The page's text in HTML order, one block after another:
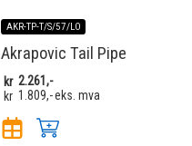
AKR-TP-T/S/57/LO
Akrapovic Tail Pipe
kr 2.261,-
kr 1.809,-eks. mva